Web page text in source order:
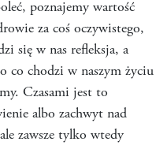
poznajemy wartość
za coś oczywistego,
się w nas refleksja, a
co chodzi w naszym życiu
Czasami jest to
albo zachwyt nad
zawsze tylko wtedy